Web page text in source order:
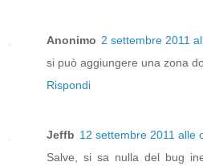
Anonimo 2 settembre 2011
si può aggiungere una zona
Rispondi
Jeffb 12 settembre 2011 alle
Salve, si sa nulla del bug